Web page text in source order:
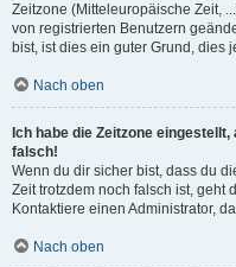
Zeitzone (Mitteleuropäische Zeit,
von registrierten Benutzern
bist, ist dies ein guter Grund, dies
Nach oben
Ich habe die Zeitzone
falsch!
Wenn du dir sicher bist, dass du
Zeit trotzdem noch falsch ist, geht
Kontaktiere einen Administrator,
Nach oben